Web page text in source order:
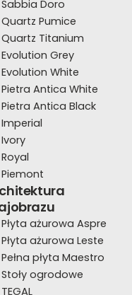
Sabbia Doro
Quartz Pumice
Quartz Titanium
Evolution Grey
Evolution White
Pietra Antica White
Pietra Antica Black
Imperial
Ivory
Royal
Piemont
Płyta ażurowa Aspre
Płyta ażurowa Leste
Pełna płyta Maestro
Stoły ogrodowe
TEGAL